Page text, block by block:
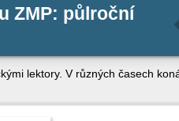
ZMP: půlroční
lektory. V různých časech